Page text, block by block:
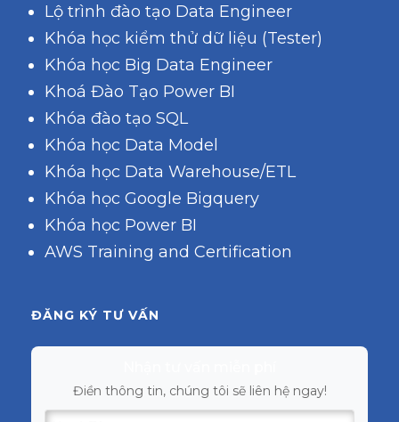
Lộ trình đào tạo Data Engineer
Khóa học kiểm thử dữ liệu (Tester)
Khóa học Big Data Engineer
Khoá Đào Tạo Power BI
Khóa đào tạo SQL
Khóa học Data Model
Khóa học Data Warehouse/ETL
Khóa học Google Bigquery
Khóa học Power BI
AWS Training and Certification
ĐĂNG KÝ TƯ VẤN
Điền thông tin, chúng tôi sẽ liên hệ ngay!